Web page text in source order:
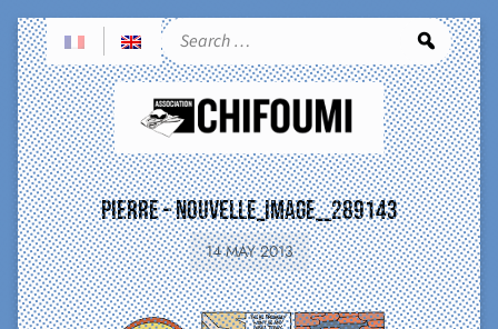
PIERRE – nouvelle_image__289143
14 MAY 2013